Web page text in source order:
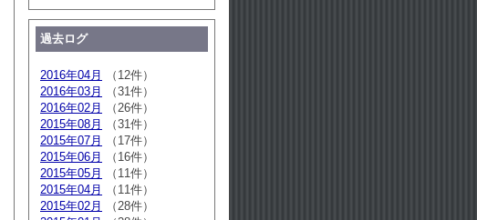
過去ログ
2016年04月
（12件）
2016年03月
（31件）
2016年02月
（26件）
2015年08月
（31件）
2015年07月
（17件）
2015年06月
（16件）
2015年05月
（11件）
2015年04月
（11件）
2015年02月
（28件）